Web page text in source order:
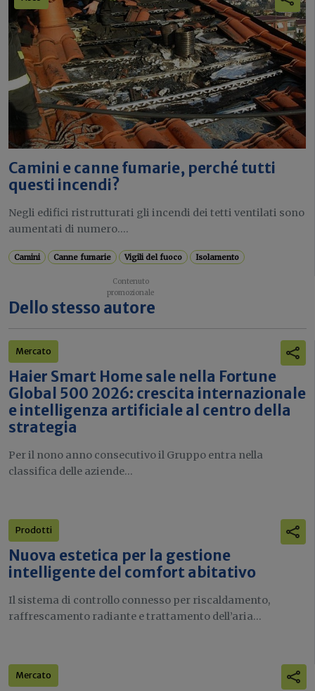
Camini e canne fumarie, perché tutti
questi incendi?
Negli edifici ristrutturati gli incendi dei tetti ventilati sono
aumentati di numero....
Camini Canne fumarie Vigili del fuoco Isolamento
Dello stesso autore
Mercato
Haier Smart Home sale nella Fortune
Global 500 2026: crescita internazionale
e intelligenza artificiale al centro della
strategia
Per il nono anno consecutivo il Gruppo entra nella
classifica delle aziende...
Prodotti
Nuova estetica per la gestione
intelligente del comfort abitativo
Il sistema di controllo connesso per riscaldamento,
raffrescamento radiante e trattamento dell’aria...
Mercato